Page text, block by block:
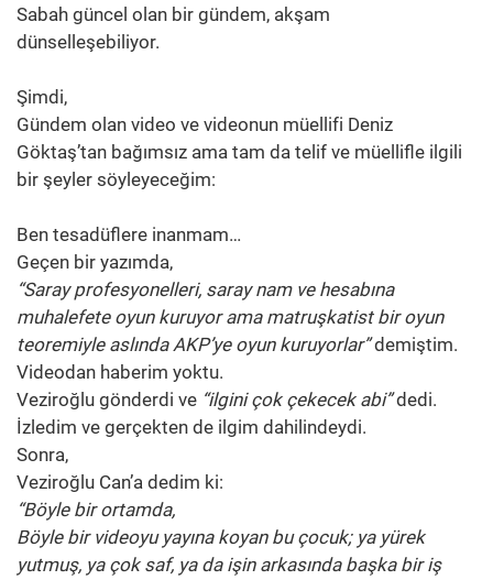
Sabah güncel olan bir gündem, akşam
dünselleşebiliyor.
Şimdi,
Gündem olan video ve videonun müellifi Deniz
Göktaş’tan bağımsız ama tam da telif ve müellifle ilgili
bir şeyler söyleyeceğim:
Ben tesadüflere inanmam…
Geçen bir yazımda,
“Saray profesyonelleri, saray nam ve hesabına
muhalefete oyun kuruyor ama matruşkatist bir oyun
teoremiyle aslında AKP’ye oyun kuruyorlar”demiştim.
Videodan haberim yoktu.
Veziroğlu gönderdi ve “ilgini çok çekecek abi”dedi.
İzledim ve gerçekten de ilgim dahilindeydi.
Sonra,
Veziroğlu Can’a dedim ki:
“Böyle bir ortamda,
Böyle bir videoyu yayına koyan bu çocuk; ya yürek
yutmuş, ya çok saf, ya da işin arkasında başka bir iş